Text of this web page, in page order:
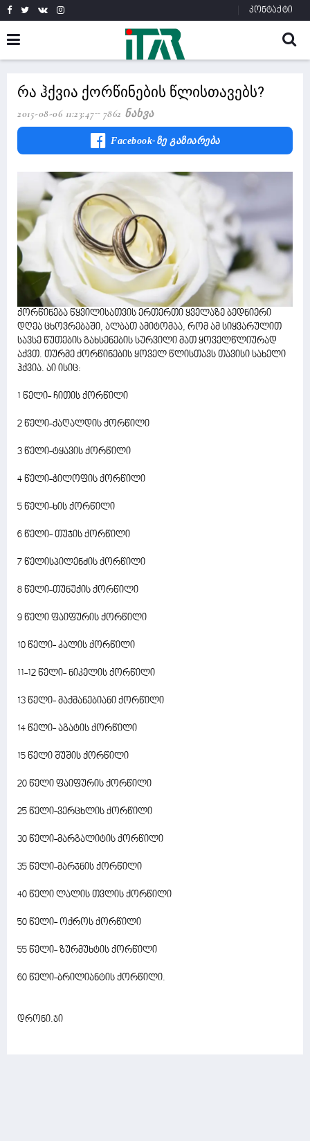
კონტაქტი
რა ჰქვია ქორწინების წლისთავებს?
2015-08-06 11:23:47 7862 Ნახვა
Facebook-Ზე Გაზიარება
ქორწინება წყვილისათვის ერთერთი ყველაზე ბედნიერი
დღეა ცხოვრებაში, ალბათ ამიტომაა, რომ ამ სიყვარულით
სავსე წუთების გახსენების სურვილი მათ ყოველწლიურად
აქვთ. თურმე ქორწინების ყოველ წლისთავს თავისი სახელი
ჰქვია. აი ისიც:
1 წელი- ჩითის ქორწილი
2 წელი-ქაღალდის ქორწილი
3 წელი-ტყავის ქორწილი
4 წელი-ჭილოფის ქორწილი
5 წელი-ხის ქორწილი
6 წელი- თუჯის ქორწილი
7 წელისპილენძის ქორწილი
8 წელი-თუნუქის ქორწილი
9 წელი ფაიფურის ქორწილი
10 წელი- კალის ქორწილი
11-12 წელი- ნიკელის ქორწილი
13 წელი- მაქმანებიანი ქორწილი
14 წელი- აგატის ქორწილი
15 წელი შუშის ქორწილი
20 წელი ფაიფურის ქორწილი
25 წელი-ვერცხლის ქორწილი
30 წელი-მარგალიტის ქორწილი
35 წელი-მარჯნის ქორწილი
40 წელი ლალის თვლის ქორწილი
50 წელი- ოქროს ქორწილი
55 წელი- ზურმუხტის ქორწილი
60 წელი-ბრილიანტის ქორწილი.
დრონი.ჯი